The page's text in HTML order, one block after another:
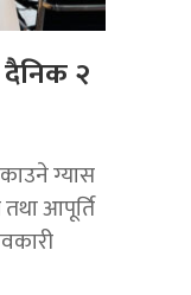
दैनिक २
ग्यास
आपूर्ति